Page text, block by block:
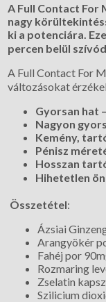
A Full Contact For
nagy
ki a potenciára.
percen belül
A Full Contact For
változásokat
Gyorsan hat
Nagyon
Kemény,
Pénisz
Hosszan
Hihetetlen
Összetétel:
Ázsiai
Arangyökér
Fahéj por
Rozmaring
Zselatin
Szilicium